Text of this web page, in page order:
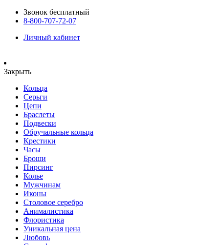
Звонок бесплатный
8-800-707-72-07
Личный кабинет
Закрыть
Кольца
Серьги
Цепи
Браслеты
Подвески
Обручальные кольца
Крестики
Часы
Броши
Пирсинг
Колье
Мужчинам
Иконы
Столовое серебро
Анималистика
Флористика
Уникальная цена
Любовь